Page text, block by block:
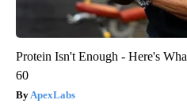
Protein Isn't Enough - Here's
60
ApexLabs